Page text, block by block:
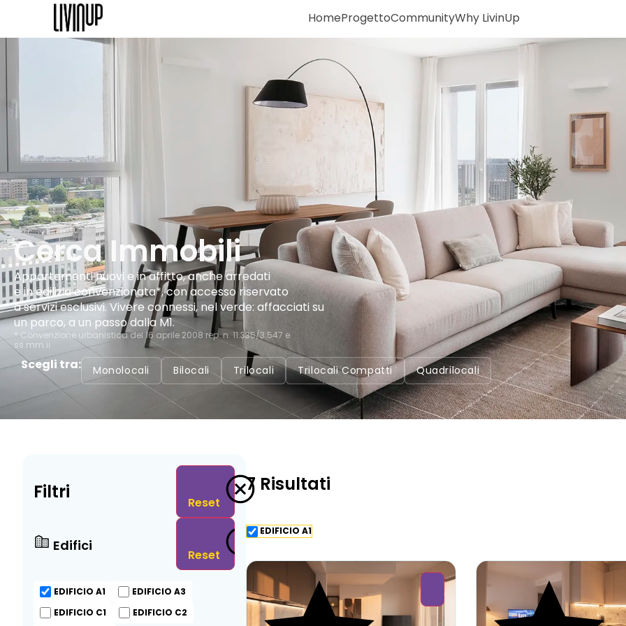
HomeProgettoCommunityWhy LivinUp
Cerca Immobili
Appartamenti nuovi e in affitto, anche arredati
e in edilizia convenzionata*, con accesso riservato
a servizi esclusivi. Vivere connessi, nel verde: affacciati su
un parco, a un passo dalla M1.
* Convenzione urbanistica del 16 aprile 2008 rep. n. 11.335/3.547 e
ss.mm.ii.
Scegli tra: Monolocali Bilocali Trilocali Trilocali Compatti Quadrilocali
Filtri Reset
Edifici
Reset
EDIFICIO A1
EDIFICIO A3
EDIFICIO C1
EDIFICIO C2
7 Risultati
EDIFICIO A1